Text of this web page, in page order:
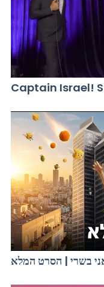
Captain Israel!
בשרי | הסרט המלא